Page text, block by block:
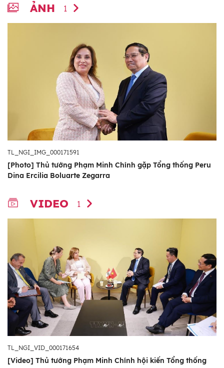
ẢNH 1
TL_NGI_IMG_000171591
[Photo] Thủ tướng Phạm Minh Chính gặp Tổng thống Peru
Dina Ercilia Boluarte Zegarra
VIDEO 1
TL_NGI_VID_000171654
[Video] Thủ tướng Phạm Minh Chính hội kiến Tổng thống